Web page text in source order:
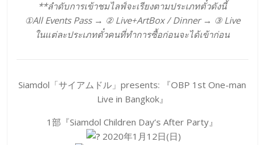
**ลำดับการเข้าชมไลฟ์จะเรียงตามประเภทตั๋วดังนี้
①All Events Pass → ② Live+ArtBox / Dinner → ③ Live
ในแต่ละประเภทตั๋วคนที่ทำการซื้อก่อนจะได้เข้าก่อน
Siamdol「サイアムドル」presents: 『OBP 1st One-man
Live in Bangkok』
1部『Siamdol Children Day’s After Party』
2020年1月12日(日)